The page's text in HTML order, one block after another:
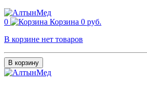
0 Корзина 0 руб.
В корзине нет товаров
В корзину